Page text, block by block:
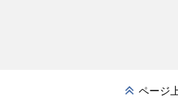
ページ